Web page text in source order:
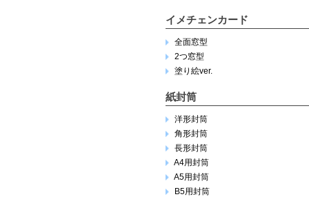
イメチェンカード
全面窓型
2つ窓型
塗り絵ver.
紙封筒
洋形封筒
角形封筒
長形封筒
A4用封筒
A5用封筒
B5用封筒